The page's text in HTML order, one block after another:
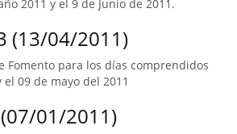
2011 y el 9 de Junio de 2011.
(13/04/2011)
Fomento para los días comprendidos
09 de mayo del 2011
01/2011)